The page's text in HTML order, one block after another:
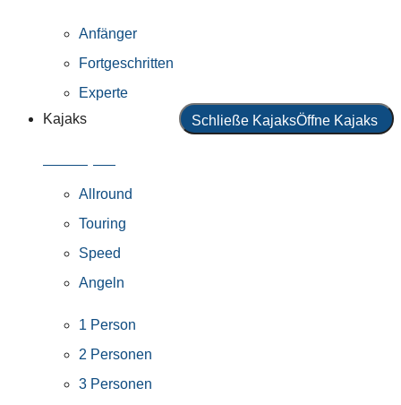
Anfänger
Fortgeschritten
Experte
Kajaks
Schließe KajaksÖffne Kajaks
Allround
Touring
Speed
Angeln
1 Person
2 Personen
3 Personen